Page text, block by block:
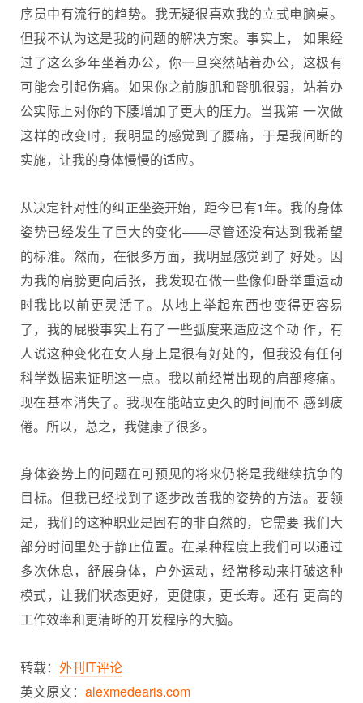
序员中有流行的趋势。我无疑很喜欢我的立式电脑桌。
但我不认为这是我的问题的解决方案。事实上， 如果经
过了这么多年坐着办公，你一旦突然站着办公，这极有
可能会引起伤痛。如果你之前腹肌和臀肌很弱，站着办
公实际上对你的下腰增加了更大的压力。当我第 一次做
这样的改变时，我明显的感觉到了腰痛，于是我间断的
实施，让我的身体慢慢的适应。
从决定针对性的纠正坐姿开始，距今已有1年。我的身体
姿势已经发生了巨大的变化——尽管还没有达到我希望
的标准。然而，在很多方面，我明显感觉到了 好处。因
为我的肩膀更向后张，我发现在做一些像仰卧举重运动
时我比以前更灵活了。从地上举起东西也变得更容易
了，我的屁股事实上有了一些弧度来适应这个动 作，有
人说这种变化在女人身上是很有好处的，但我没有任何
科学数据来证明这一点。我以前经常出现的肩部疼痛。
现在基本消失了。我现在能站立更久的时间而不 感到疲
倦。所以，总之，我健康了很多。
身体姿势上的问题在可预见的将来仍将是我继续抗争的
目标。但我已经找到了逐步改善我的姿势的方法。要领
是，我们的这种职业是固有的非自然的，它需要 我们大
部分时间里处于静止位置。在某种程度上我们可以通过
多次休息，舒展身体，户外运动，经常移动来打破这种
模式，让我们状态更好，更健康，更长寿。还有 更高的
工作效率和更清晰的开发程序的大脑。
转载： 外刊IT评论
英文原文： alexmedearis.com